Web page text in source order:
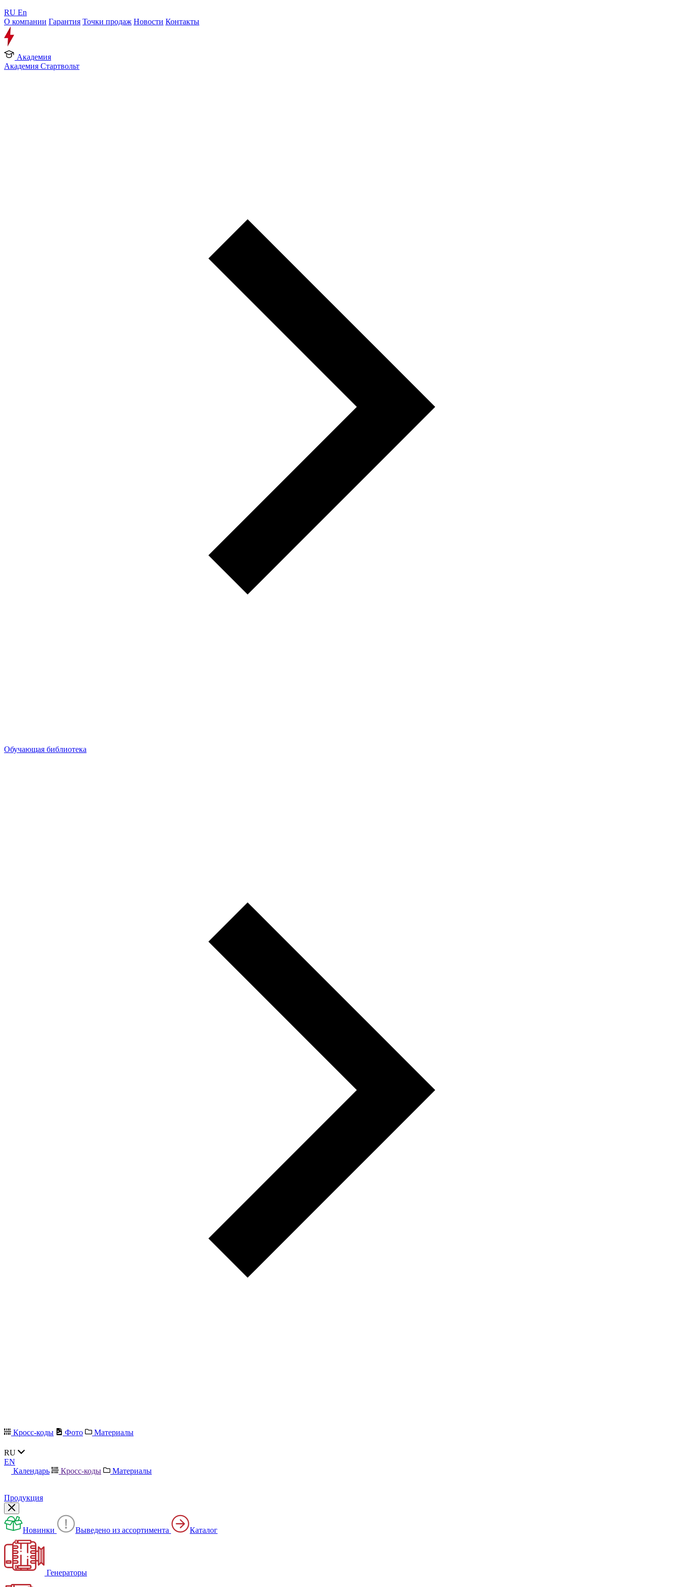
RU En
О компании Гарантия Точки продаж Новости Контакты
Академия
Академия Стартвольт
Обучающая библиотека
Кросс-коды Фото Материалы
RU
EN
Календарь
Кросс-коды Материалы
Продукция
Новинки Выведено из ассортимента Каталог
Генераторы